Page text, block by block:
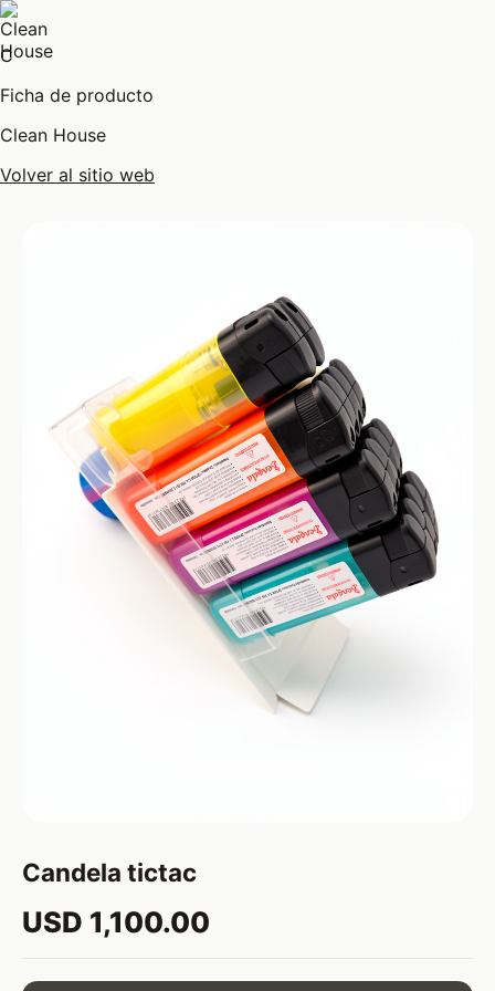
C
Ficha de producto
Clean House
Volver al sitio web
Candela tictac
USD 1,100.00